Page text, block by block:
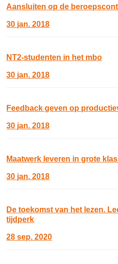
Aansluiten op de
30 jan. 2018
NT2-studenten in het mbo
30 jan. 2018
Feedback geven op
30 jan. 2018
Maatwerk leveren in grote
30 jan. 2018
De toekomst van het lezen.
tijdperk
28 sep. 2020